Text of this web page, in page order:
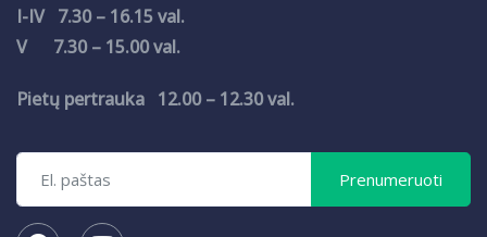
I-IV 7.30 – 16.15 val.
V 7.30 – 15.00 val.
Pietų pertrauka 12.00 – 12.30 val.